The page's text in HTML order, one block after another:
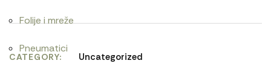
Folije i mreže
Pneumatici
CATEGORY Uncategorized